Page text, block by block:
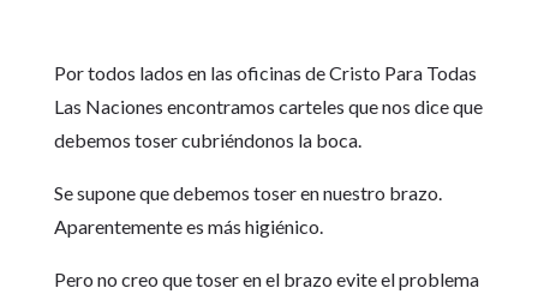
Por todos lados en las oficinas de Cristo Para Todas
Las Naciones encontramos carteles que nos dice que
debemos toser cubriéndonos la boca.
Se supone que debemos toser en nuestro brazo.
Aparentemente es más higiénico.
Pero no creo que toser en el brazo evite el problema